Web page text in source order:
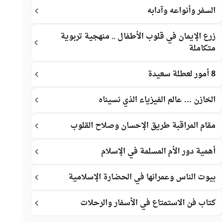
السفر وأنواعه وآدابه
زرع الإيمان في قلوب الأطفال .. منهجية تربوية
متكاملة
8 أمور لعطلة سعيدة
الخازن … عالم الفيزياء الذي نسيناه
مقام المراقبة طريق الإحسان وصلاح القلوب
أهمية دور الأم المسلمة في الإسلام
بيوت الناس وعمرانها في الحضارة الإسلامية
كتاب فن الاستمتاع في الأسفار والرحلات